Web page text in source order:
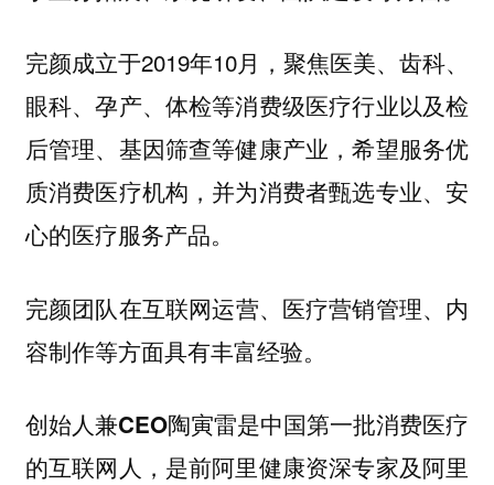
完颜成立于2019年10月，聚焦医美、齿科、
眼科、孕产、体检等消费级医疗行业以及检
后管理、基因筛查等健康产业，希望服务优
质消费医疗机构，并为消费者甄选专业、安
心的医疗服务产品。
完颜团队在互联网运营、医疗营销管理、内
容制作等方面具有丰富经验。
创始人兼CEO陶寅雷是中国第一批消费医疗
的互联网人，是前阿里健康资深专家及阿里